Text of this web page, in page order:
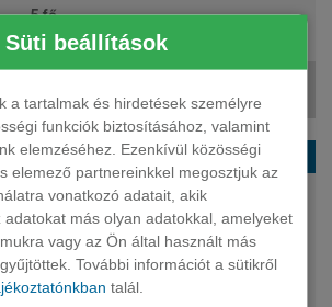
Süti beállítások
a tartalmak és hirdetések személyre
funkciók biztosításához, valamint
elemzéséhez. Ezenkívül közösségi
elemező partnereinkkel megosztjuk az
vonatkozó adatait, akik
adatokat más olyan adatokkal, amelyeket
vagy az Ön által használt más
További információt a sütikről
talál.
5 fő
22 942 550 Ft
85X Plus
299 LE
elektromos
automata
5 fő
23 108 920 Ft